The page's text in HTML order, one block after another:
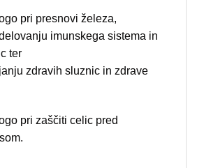
pri presnovi železa,
imunskega sistema in
ter
zdravih sluznic in zdrave
pri zaščiti celic pred